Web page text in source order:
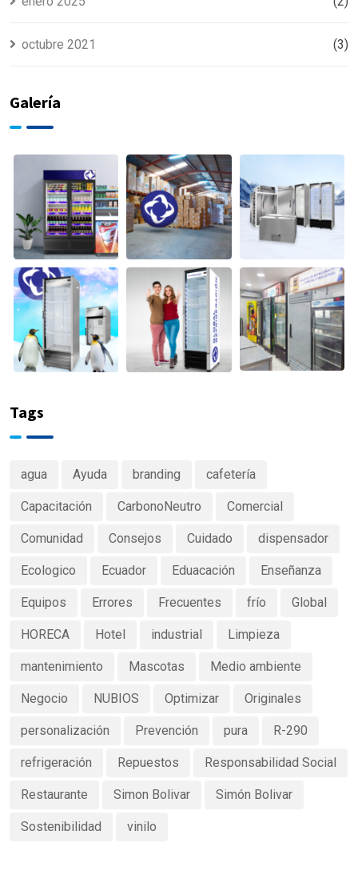
octubre 2021 (3)
Galería
Tags
agua Ayuda branding cafetería
Capacitación CarbonoNeutro Comercial
Comunidad Consejos Cuidado dispensador
Ecologico Ecuador Eduacación Enseñanza
Equipos Errores Frecuentes frío Global
HORECA Hotel industrial Limpieza
mantenimiento Mascotas Medio ambiente
Negocio NUBIOS Optimizar Originales
personalización Prevención pura R-290
refrigeración Repuestos Responsabilidad Social
Restaurante Simon Bolivar Simón Bolivar
Sostenibilidad vinilo